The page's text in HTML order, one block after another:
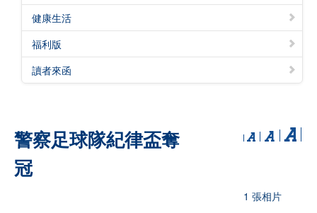
健康生活
福利版
讀者來函
警察足球隊紀律盃奪
冠
1 張相片